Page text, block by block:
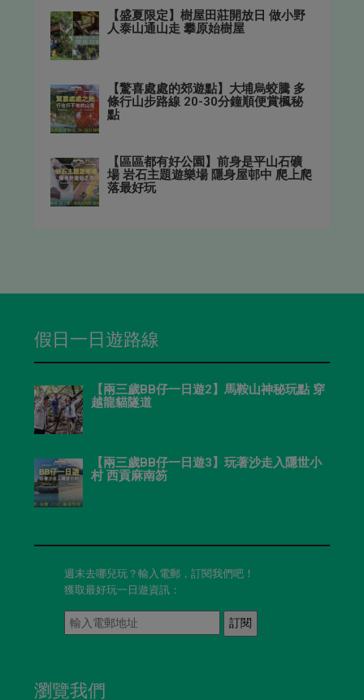
【盛夏限定】樹屋田莊開放日 做小野
人泰山通山走 攀原始樹屋
【驚喜處處的郊遊點】大埔烏蛟騰 多
條行山步路線 20-30分鐘順便賞楓秘
點
【區區都有好公園】前身是平山石礦
場 岩石主題遊樂場 隱身屋邨中 爬上爬
落最好玩
假日一日遊路線
【兩三歲BB仔一日遊2】馬鞍山神秘玩點 穿
越龍貓隧道
【兩三歲BB仔一日遊3】玩著沙走入隱世小
村 西貢麻南笏
週末去哪兒玩？輸入電郵，訂閱我們吧！
獲取最好玩一日遊資訊：
訂閱
瀏覽我們